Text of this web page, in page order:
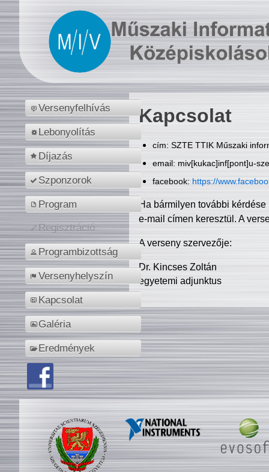
Versenyfelhívás
Lebonyolítás
Díjazás
Szponzorok
Program
Regisztráció
Programbizottság
Versenyhelyszín
Kapcsolat
Galéria
Eredmények
Kapcsolat
cím: SZTE TTIK Műszaki
email: miv[kukac]inf[pont]u-
facebook: https://
Ha bármilyen további
e-mail címen keresztül. A
A verseny szervezője:
Dr. Kincses Zoltán
egyetemi adjunktus